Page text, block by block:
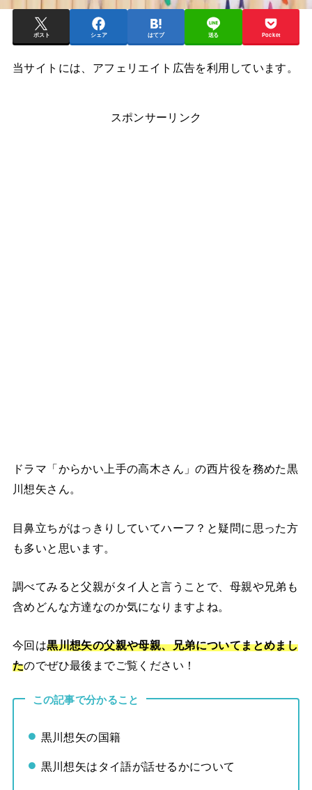
ポスト シェア はてブ 送る Pocket
当サイトには、アフェリエイト広告を利用しています。
スポンサーリンク
ドラマ「からかい上手の高木さん」の西片役を務めた黒
川想矢さん。
目鼻立ちがはっきりしていてハーフ？と疑問に思った方
も多いと思います。
調べてみると父親がタイ人と言うことで、母親や兄弟も
含めどんな方達なのか気になりますよね。
今回は黒川想矢の父親や母親、兄弟についてまとめまし
たのでぜひ最後までご覧ください！
この記事で分かること
黒川想矢の国籍
黒川想矢はタイ語が話せるかについて